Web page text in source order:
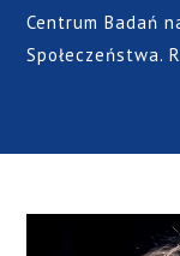
Centrum Badań
Społeczeństwa.